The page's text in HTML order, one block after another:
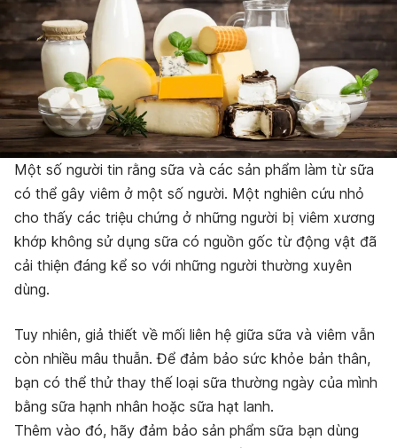
Một số người tin rằng sữa và các sản phẩm làm từ sữa
có thể gây viêm ở một số người. Một nghiên cứu nhỏ
cho thấy các triệu chứng ở những người bị viêm xương
khớp không sử dụng sữa có nguồn gốc từ động vật đã
cải thiện đáng kể so với những người thường xuyên
dùng.
Tuy nhiên, giả thiết về mối liên hệ giữa sữa và viêm vẫn
còn nhiều mâu thuẫn. Để đảm bảo sức khỏe bản thân,
bạn có thể thử thay thế loại sữa thường ngày của mình
bằng sữa hạnh nhân hoặc sữa hạt lanh.
Thêm vào đó, hãy đảm bảo sản phẩm sữa bạn dùng